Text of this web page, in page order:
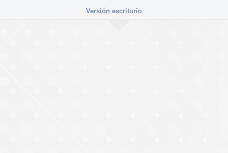
Versión escritorio